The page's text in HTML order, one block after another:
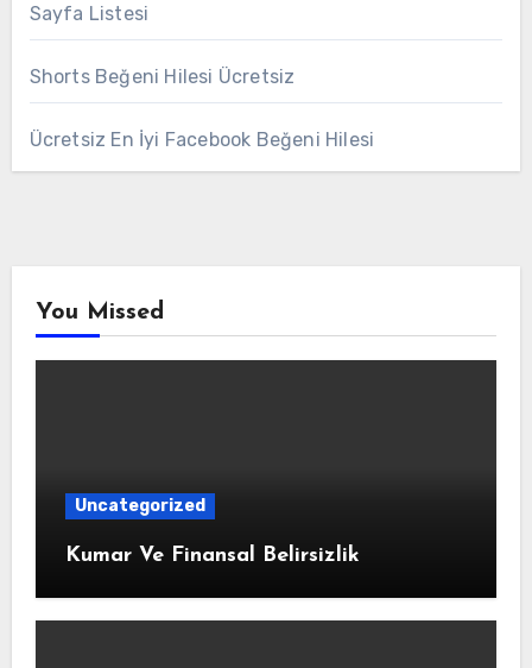
Sayfa Listesi
Shorts Beğeni Hilesi Ücretsiz
Ücretsiz En İyi Facebook Beğeni Hilesi
You Missed
Uncategorized
Kumar Ve Finansal Belirsizlik